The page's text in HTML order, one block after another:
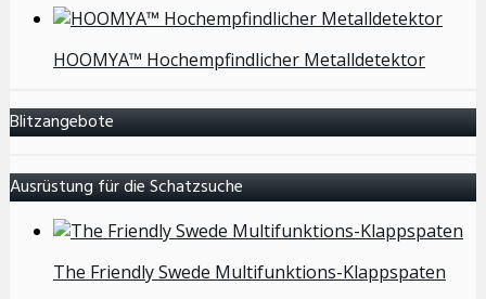
HOOMYA™ Hochempfindlicher Metalldetektor
Blitzangebote
Ausrüstung für die Schatzsuche
The Friendly Swede Multifunktions-Klappspaten